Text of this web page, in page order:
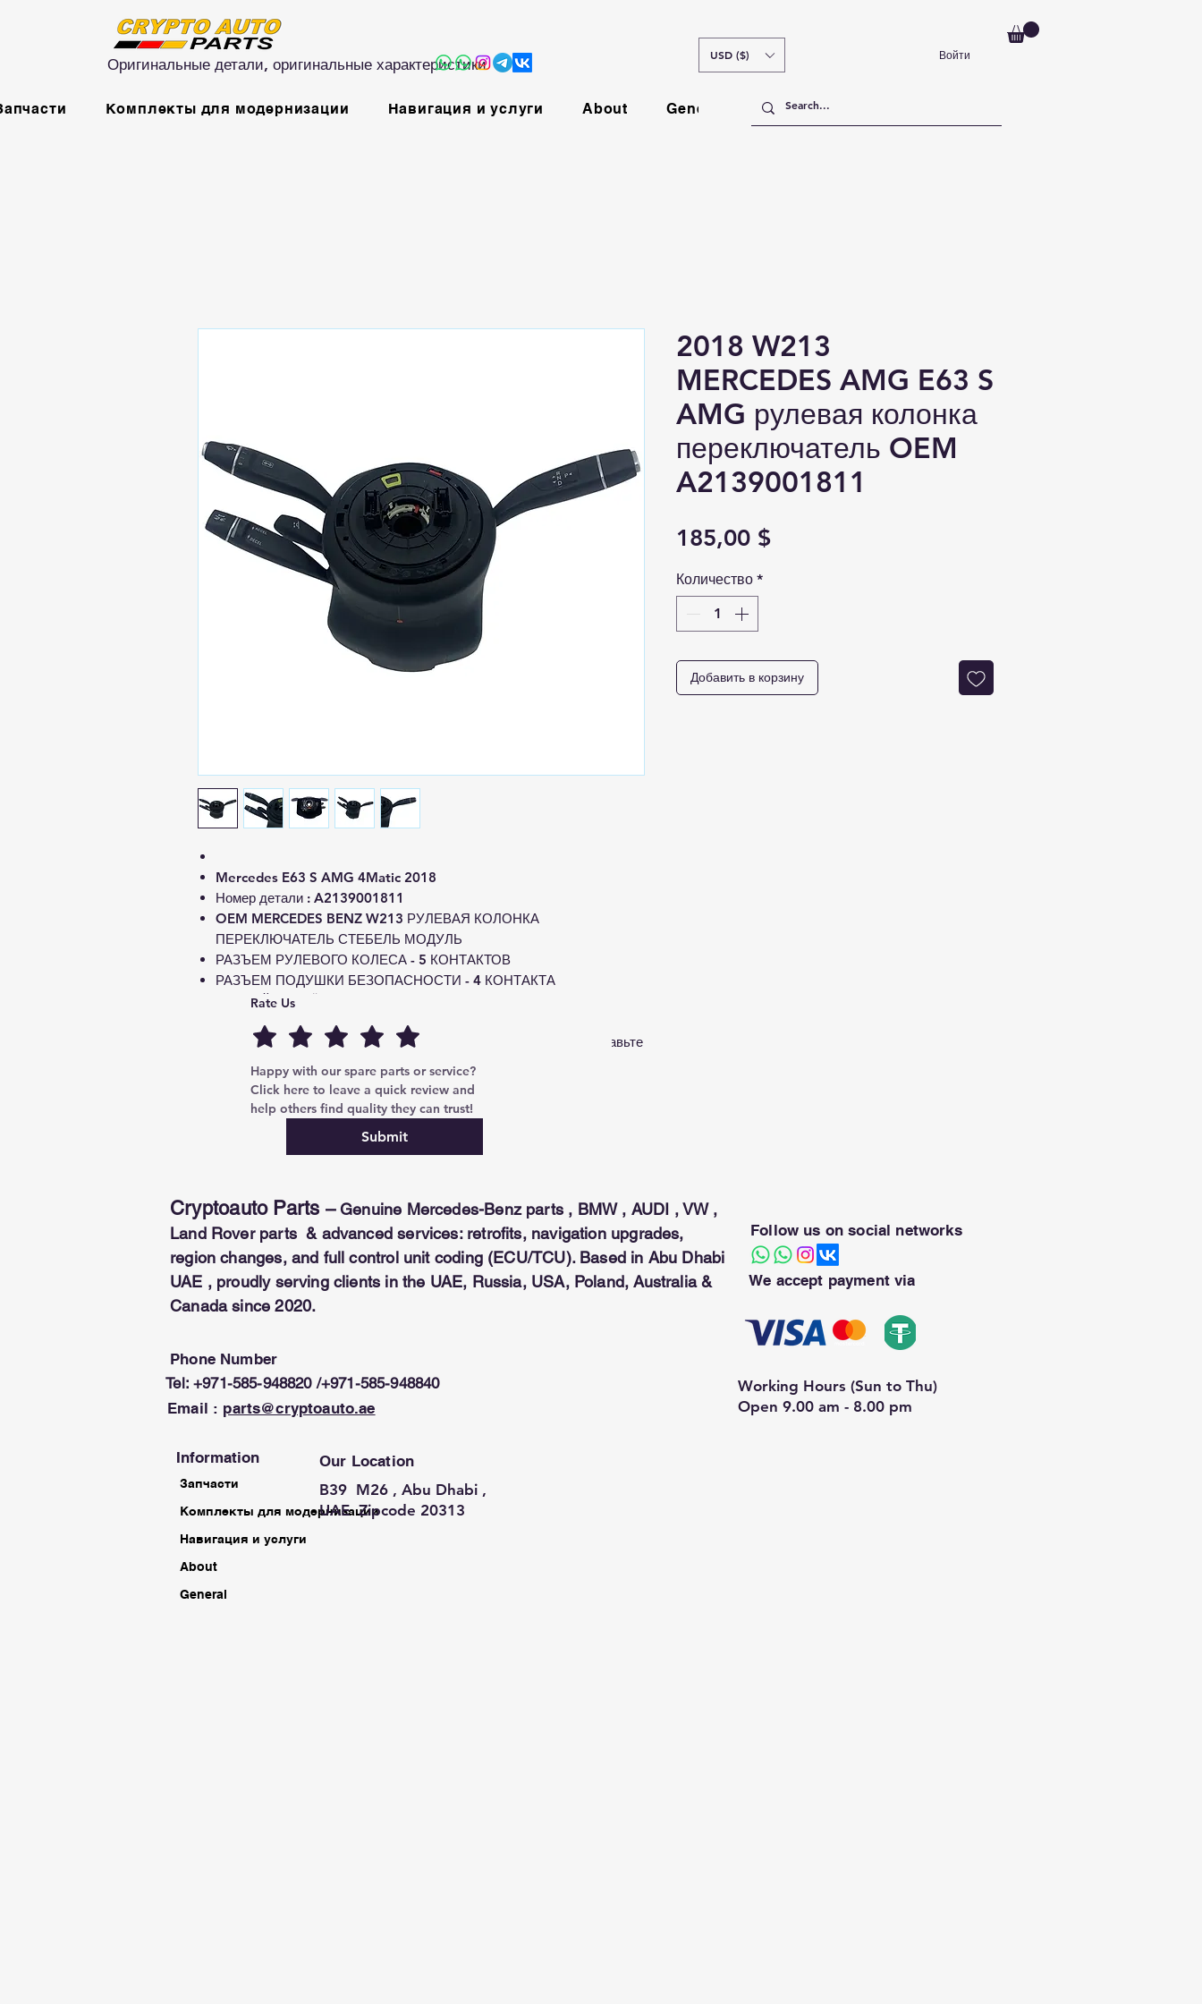
Оригинальные детали, оригинальные характеристики
Комплекты для модернизации Навигация и услуги About General
USD ($) Войти
Mercedes E63 S AMG 4Matic 2018
Номер детали : A2139001811
OEM MERCEDES BENZ W213 РУЛЕВАЯ КОЛОНКА
ПЕРЕКЛЮЧАТЕЛЬ СТЕБЕЛЬ МОДУЛЬ
РАЗЪЕМ РУЛЕВОГО КОЛЕСА - 5 КОНТАКТОВ
РАЗЪЕМ ПОДУШКИ БЕЗОПАСНОСТИ - 4 КОНТАКТА
ЗАДНИЙ РАЗЪЁМ - 12 КОНТАКТОВ
НОМЕР ДЕТАЛИ ДОЛЖЕН СООТВЕТСТВОВАТЬ .
Если вы не знаете, подходит ли он к вашему автомобилю, отправьте
мне свой VIN номер.
2018 W213
MERCEDES AMG E63 S
AMG рулевая колонка
переключатель OEM
A2139001811
185,00 $Цена
Количество *
Добавить в корзину
Rate Us
Happy with our spare parts or service?
Click here to leave a quick review and
help others find quality they can trust!
Submit
Cryptoauto Parts – Genuine Mercedes-Benz parts , BMW , AUDI , VW ,
Land Rover parts & advanced services: retrofits, navigation upgrades,
region changes, and full control unit coding (ECU/TCU). Based in Abu Dhabi
UAE , proudly serving clients in the UAE, Russia, USA, Poland, Australia &
Canada since 2020.
Phone Number
Tel: +971-585-948820 /+971-585-948840
Email : parts@cryptoauto.ae
Follow us on social networks
We accept payment via
Working Hours (Sun to Thu)
Open 9.00 am - 8.00 pm
Information
Запчасти
Комплекты для модернизации
Навигация и услуги
About
General
Our Location
B39 M26 , Abu Dhabi ,
UAE Zipcode 20313